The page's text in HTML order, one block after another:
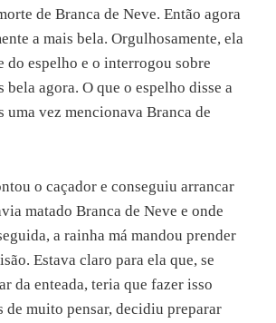
de Branca de Neve. Então agora
a mais bela. Orgulhosamente, ela
do espelho e o interrogou sobre
bela agora. O que o espelho disse a
uma vez mencionava Branca de
o caçador e conseguiu arrancar
matado Branca de Neve e onde
a rainha má mandou prender
Estava claro para ela que, se
da enteada, teria que fazer isso
de muito pensar, decidiu preparar